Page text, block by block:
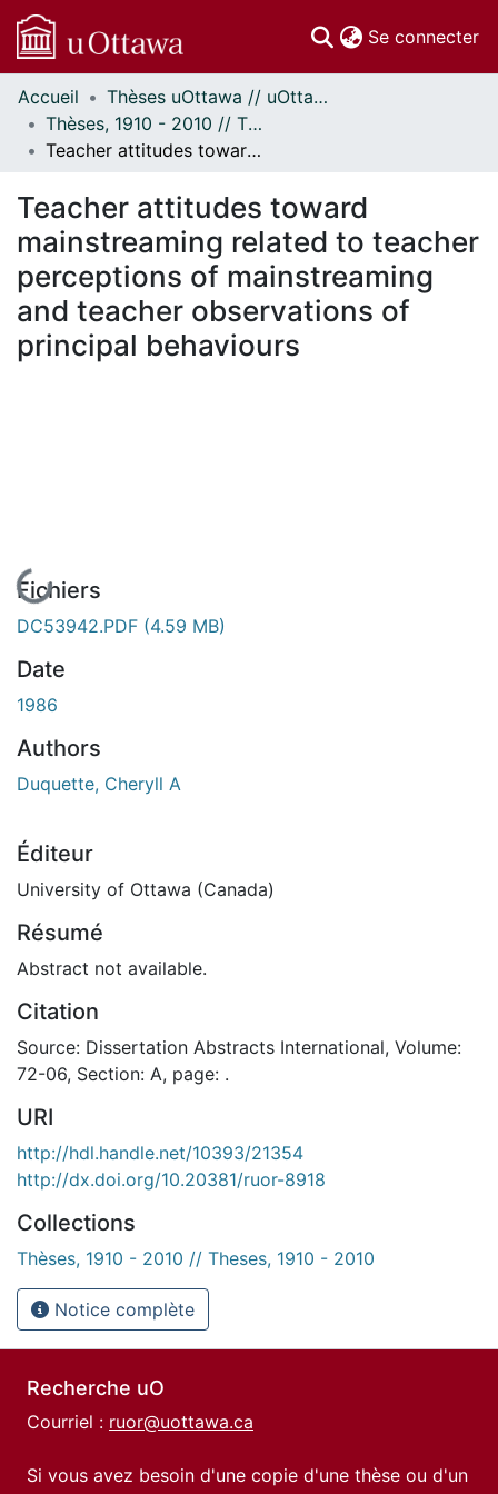
Se connecter
Communautés
et collections
Parcourir
À propos
Accueil
Thèses uOttawa // uOttawa Theses
Thèses, 1910 - 2010 // Theses, 1910 - 2010
Teacher attitudes toward mainstreaming related to teacher perceptions of mainstreaming and teacher observations of principal behaviours
Teacher attitudes toward
mainstreaming related to teacher
perceptions of mainstreaming
and teacher observations of
principal behaviours
En cours de chargement...
Fichiers
DC53942.PDF (4.59 MB)
Date
1986
Authors
Duquette, Cheryll A
Éditeur
University of Ottawa (Canada)
Résumé
Abstract not available.
Citation
Source: Dissertation Abstracts International, Volume:
72-06, Section: A, page: .
URI
http://hdl.handle.net/10393/21354
http://dx.doi.org/10.20381/ruor-8918
Collections
Thèses, 1910 - 2010 // Theses, 1910 - 2010
Notice complète
Recherche uO
Courriel : ruor@uottawa.ca
Si vous avez besoin d'une copie d'une thèse ou d'un